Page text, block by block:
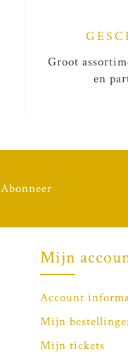
Groot
en
Abonneer
Mijn
Account
Mijn
Mijn tickets